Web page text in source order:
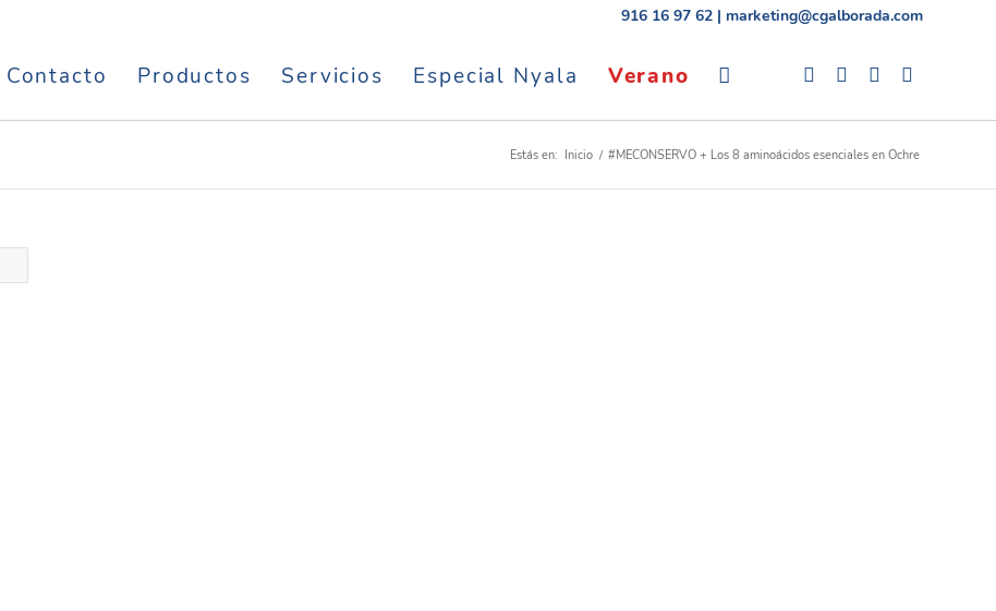
916 16 97 62 | marketing@cgalborada.com
Contacto Productos Servicios Especial Nyala Verano
Estás en: Inicio / #MECONSERVO + Los 8 aminoácidos esenciales en Ochre